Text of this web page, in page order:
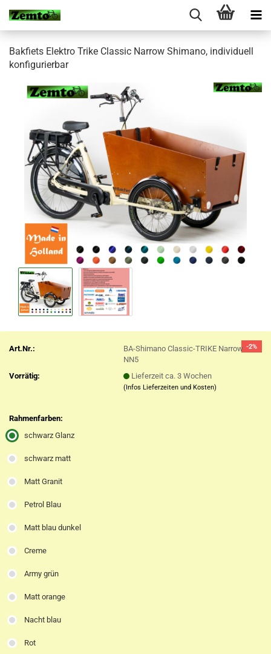
Bakfiets Elektro Trike Classic Narrow Shimano, individuell
konfigurierbar
-2%
Art.Nr.:
BA-Shimano Classic-TRIKE Narrow
NN5
Vorrätig:
Lieferzeit ca. 3 Wochen
(Infos Lieferzeiten und Kosten)
Rahmenfarben:
schwarz Glanz
schwarz matt
Matt Granit
Petrol Blau
Matt blau dunkel
Creme
Army grün
Matt orange
Nacht blau
Rot